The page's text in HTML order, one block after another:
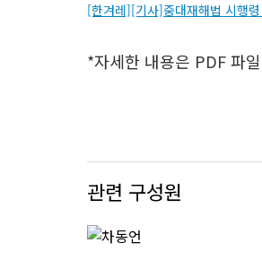
[한겨레][기사]중대재해법 시행
*자세한 내용은 PDF 파
관련 구성원